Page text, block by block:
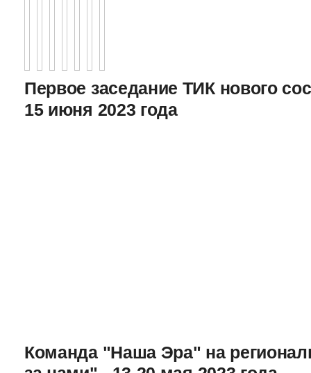
Первое заседание ТИК нового
15 июня 2023 года
Команда "Наша Эра" на